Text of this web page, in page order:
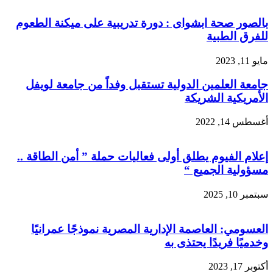
بالصور صحة ابشواى : دورة تدريبية على ميكنة الطعوم
للفرق الطبية
مايو 11, 2023
جامعة العلمين الدولية تستقبل وفداً من جامعة لويفل
الأمريكية الشريكة
أغسطس 14, 2022
إعلام الفيوم يطلق أولى فعاليات حملة ” أمن الطاقة ..
مسؤولية الجميع “
سبتمبر 10, 2025
العسومي: العاصمة الإدارية المصرية نموذجًا عمرانيًا
وخدميًا فريدًا يحتذى به
أكتوبر 17, 2023